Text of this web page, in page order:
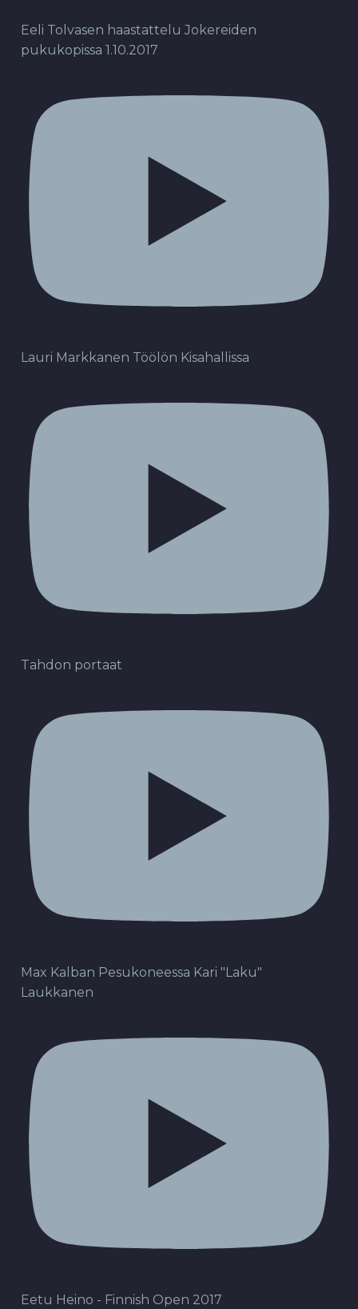
Eeli Tolvasen haastattelu Jokereiden
pukukopissa 1.10.2017
Lauri Markkanen Töölön Kisahallissa
Tahdon portaat
Max Kalban Pesukoneessa Kari "Laku"
Laukkanen
Eetu Heino - Finnish Open 2017